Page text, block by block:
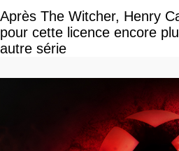
Après The Witcher, Henry
pour cette licence encore
autre série